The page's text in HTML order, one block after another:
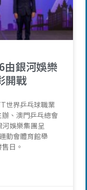
由銀河娛樂
開戰
世界乒乓球職業
、澳門乒乓總會
娛樂集團呈
動會體育館舉
日。